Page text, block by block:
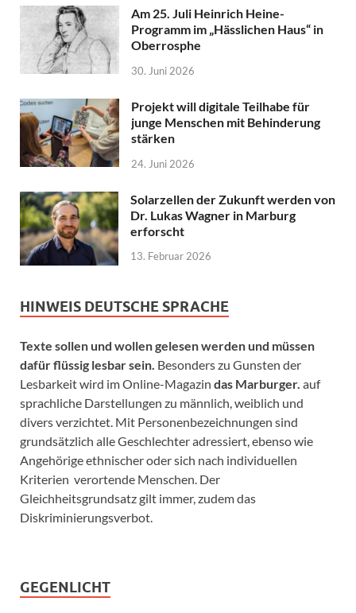
Am 25. Juli Heinrich Heine-
Programm im „Hässlichen Haus“ in
Oberrosphe
30. Juni 2026
Projekt will digitale Teilhabe für
junge Menschen mit Behinderung
stärken
24. Juni 2026
Solarzellen der Zukunft werden von
Dr. Lukas Wagner in Marburg
erforscht
13. Februar 2026
HINWEIS DEUTSCHE SPRACHE
Texte sollen und wollen gelesen werden und müssen
dafür flüssig lesbar sein. Besonders zu Gunsten der
Lesbarkeit wird im Online-Magazin das Marburger. auf
sprachliche Darstellungen zu männlich, weiblich und
divers verzichtet. Mit Personenbezeichnungen sind
grundsätzlich alle Geschlechter adressiert, ebenso wie
Angehörige ethnischer oder sich nach individuellen
Kriterien verortende Menschen. Der
Gleichheitsgrundsatz gilt immer, zudem das
Diskriminierungsverbot.
GEGENLICHT